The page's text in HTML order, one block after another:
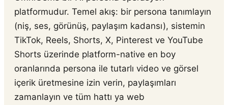
platformudur. Temel akış: bir persona tanımlayın
(niş, ses, görünüş, paylaşım kadansı), sistemin
TikTok, Reels, Shorts, X, Pinterest ve YouTube
Shorts üzerinde platform-native en boy
oranlarında persona ile tutarlı video ve görsel
içerik üretmesine izin verin, paylaşımları
zamanlayın ve tüm hattı ya web